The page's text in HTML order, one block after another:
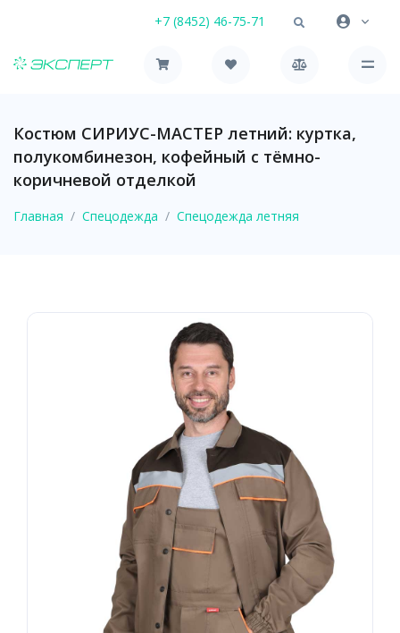
+7 (8452) 46-75-71
Костюм СИРИУС-МАСТЕР летний: куртка,
полукомбинезон, кофейный с тёмно-
коричневой отделкой
Главная Спецодежда Спецодежда летняя